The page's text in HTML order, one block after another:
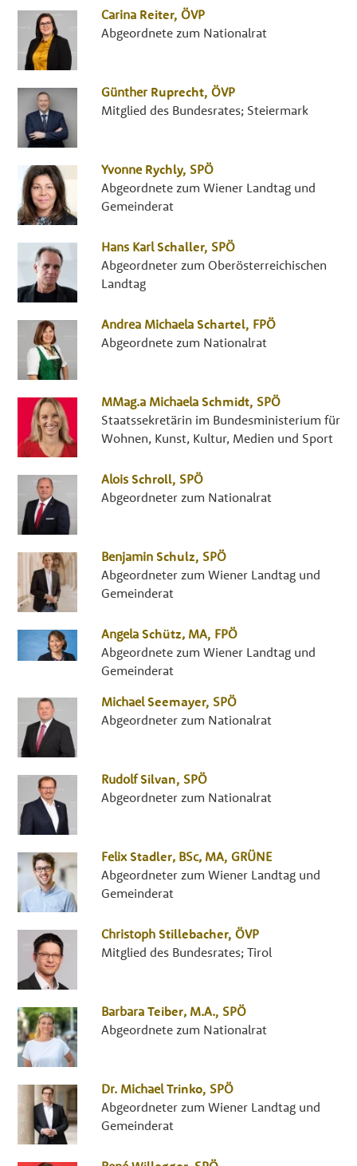
Carina Reiter, ÖVP
Abgeordnete zum Nationalrat
Günther Ruprecht, ÖVP
Mitglied des Bundesrates; Steiermark
Yvonne Rychly, SPÖ
Abgeordnete zum Wiener Landtag und
Gemeinderat
Hans Karl Schaller, SPÖ
Abgeordneter zum Oberösterreichischen
Landtag
Andrea Michaela Schartel, FPÖ
Abgeordnete zum Nationalrat
MMag.a Michaela Schmidt, SPÖ
Staatssekretärin im Bundesministerium für
Wohnen, Kunst, Kultur, Medien und Sport
Alois Schroll, SPÖ
Abgeordneter zum Nationalrat
Benjamin Schulz, SPÖ
Abgeordneter zum Wiener Landtag und
Gemeinderat
Angela Schütz, MA, FPÖ
Abgeordnete zum Wiener Landtag und
Gemeinderat
Michael Seemayer, SPÖ
Abgeordneter zum Nationalrat
Rudolf Silvan, SPÖ
Abgeordneter zum Nationalrat
Felix Stadler, BSc, MA, GRÜNE
Abgeordneter zum Wiener Landtag und
Gemeinderat
Christoph Stillebacher, ÖVP
Mitglied des Bundesrates; Tirol
Barbara Teiber, M.A., SPÖ
Abgeordnete zum Nationalrat
Dr. Michael Trinko, SPÖ
Abgeordneter zum Wiener Landtag und
Gemeinderat